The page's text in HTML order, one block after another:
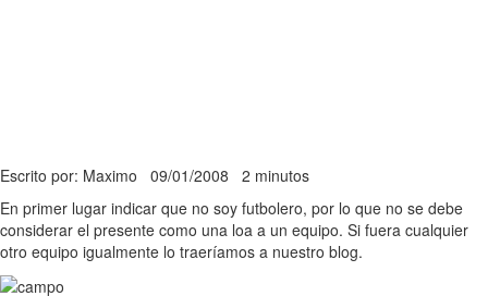
Escrito por: Maximo 09/01/2008 2 minutos
En primer lugar indicar que no soy futbolero, por lo que no se debe
considerar el presente como una loa a un equipo. Si fuera cualquier
otro equipo igualmente lo traeríamos a nuestro blog.